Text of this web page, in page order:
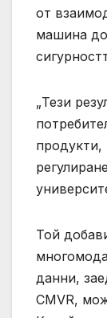
от
машина
„Тези
продукти,
Той
данни,
CMVR,